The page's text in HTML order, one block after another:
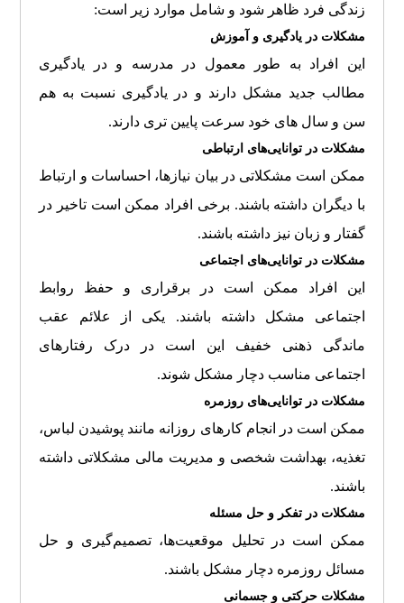
زندگی فرد ظاهر شود و شامل موارد زیر است:
مشکلات در یادگیری و آموزش
این افراد به طور معمول در مدرسه و در یادگیری
مطالب جدید مشکل دارند و در یادگیری نسبت به هم
سن و سال های خود سرعت پایین تری دارند.
مشکلات در توانایی‌های ارتباطی
ممکن است مشکلاتی در بیان نیازها، احساسات و ارتباط
با دیگران داشته باشند. برخی افراد ممکن است تاخیر در
گفتار و زبان نیز داشته باشند.
مشکلات در توانایی‌های اجتماعی
این افراد ممکن است در برقراری و حفظ روابط
اجتماعی مشکل داشته باشند. یکی از علائم عقب
ماندگی ذهنی خفیف این است در درک رفتارهای
اجتماعی مناسب دچار مشکل شوند.
مشکلات در توانایی‌های روزمره
ممکن است در انجام کارهای روزانه مانند پوشیدن لباس،
تغذیه، بهداشت شخصی و مدیریت مالی مشکلاتی داشته
باشند.
مشکلات در تفکر و حل مسئله
ممکن است در تحلیل موقعیت‌ها، تصمیم‌گیری و حل
مسائل روزمره دچار مشکل باشند.
مشکلات حرکتی و جسمانی